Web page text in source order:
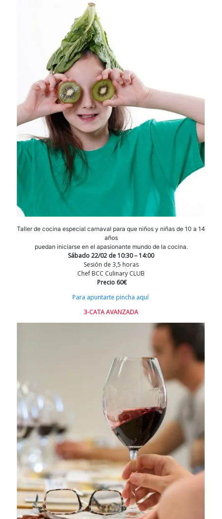
Taller de cocina especial carnaval para que niños y niñas de 10 a 14
años
puedan iniciarse en el apasionante mundo de la cocina.
Sábado 22/02 de 10:30 – 14:00
Sesión de 3,5 horas
Chef BCC Culinary CLUB
Precio 60€
Para apuntarte pincha aquí
3-CATA AVANZADA